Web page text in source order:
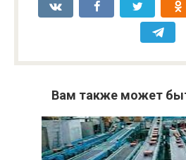
Вам также может